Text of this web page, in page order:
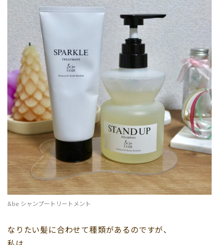
&be シャンプートリートメント
なりたい髪に合わせて種類があるのですが、